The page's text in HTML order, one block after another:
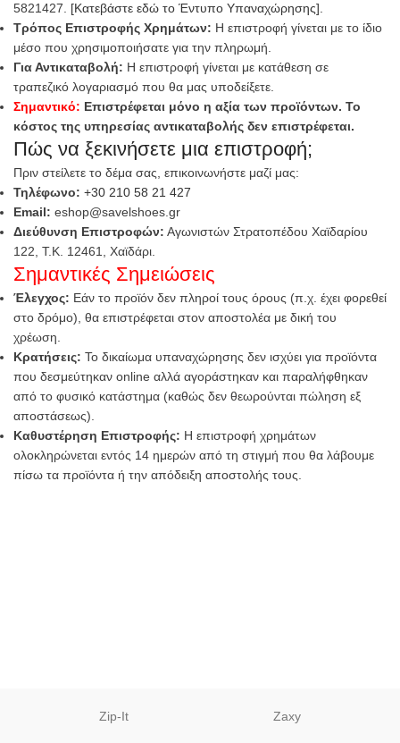
5821427. [Κατεβάστε εδώ το Έντυπο Υπαναχώρησης].
Τρόπος Επιστροφής Χρημάτων: Η επιστροφή γίνεται με το ίδιο
μέσο που χρησιμοποιήσατε για την πληρωμή.
Για Αντικαταβολή: Η επιστροφή γίνεται με κατάθεση σε
τραπεζικό λογαριασμό που θα μας υποδείξετε.
Σημαντικό: Επιστρέφεται μόνο η αξία των προϊόντων. Το
κόστος της υπηρεσίας αντικαταβολής δεν επιστρέφεται.
Πώς να ξεκινήσετε μια επιστροφή;
Πριν στείλετε το δέμα σας, επικοινωνήστε μαζί μας:
Τηλέφωνο: +30 210 58 21 427
Email: eshop@savelshoes.gr
Διεύθυνση Επιστροφών: Αγωνιστών Στρατοπέδου Χαϊδαρίου
122, Τ.Κ. 12461, Χαϊδάρι.
Σημαντικές Σημειώσεις
Έλεγχος: Εάν το προϊόν δεν πληροί τους όρους (π.χ. έχει φορεθεί
στο δρόμο), θα επιστρέφεται στον αποστολέα με δική του
χρέωση.
Κρατήσεις: Το δικαίωμα υπαναχώρησης δεν ισχύει για προϊόντα
που δεσμεύτηκαν online αλλά αγοράστηκαν και παραλήφθηκαν
από το φυσικό κατάστημα (καθώς δεν θεωρούνται πώληση εξ
αποστάσεως).
Καθυστέρηση Επιστροφής: Η επιστροφή χρημάτων
ολοκληρώνεται εντός 14 ημερών από τη στιγμή που θα λάβουμε
πίσω τα προϊόντα ή την απόδειξη αποστολής τους.
Zip-It Zaxy